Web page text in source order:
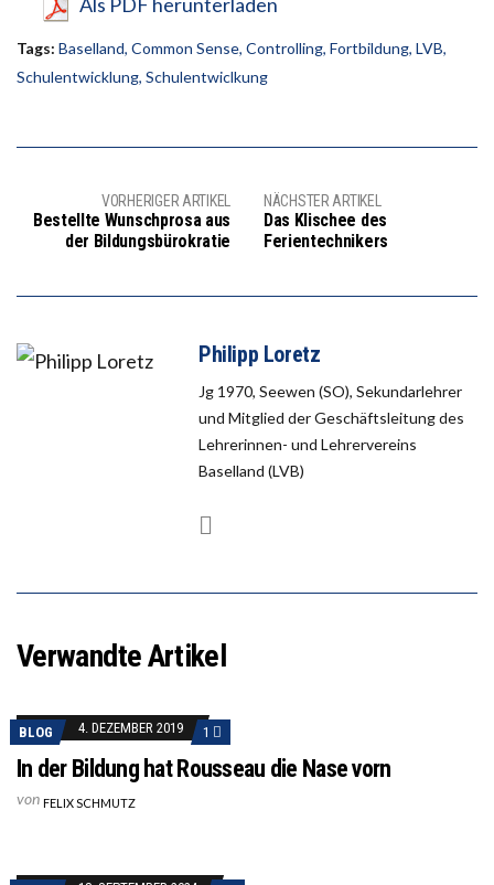
Tags: Baselland, Common Sense, Controlling, Fortbildung, LVB,
Schulentwicklung, Schulentwiclkung
VORHERIGER ARTIKEL
Bestellte Wunschprosa aus
der Bildungsbürokratie
NÄCHSTER ARTIKEL
Das Klischee des
Ferientechnikers
Philipp Loretz
Jg 1970, Seewen (SO), Sekundarlehrer
und Mitglied der Geschäftsleitung des
Lehrerinnen- und Lehrervereins
Baselland (LVB)
Verwandte Artikel
BLOG 4. DEZEMBER 2019 1
In der Bildung hat Rousseau die Nase vorn
von FELIX SCHMUTZ